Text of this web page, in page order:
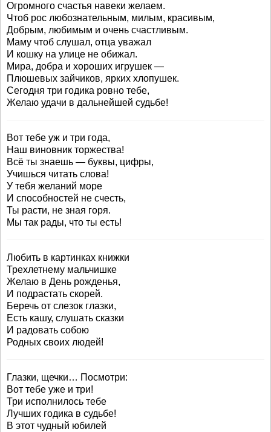
Огромного счастья навеки желаем.
Чтоб рос любознательным, милым, красивым,
Добрым, любимым и очень счастливым.
Маму чтоб слушал, отца уважал
И кошку на улице не обижал.
Мира, добра и хороших игрушек —
Плюшевых зайчиков, ярких хлопушек.
Сегодня три годика ровно тебе,
Желаю удачи в дальнейшей судьбе!
Вот тебе уж и три года,
Наш виновник торжества!
Всё ты знаешь — буквы, цифры,
Учишься читать слова!
У тебя желаний море
И способностей не счесть,
Ты расти, не зная горя.
Мы так рады, что ты есть!
Любить в картинках книжки
Трехлетнему мальчишке
Желаю в День рожденья,
И подрастать скорей.
Беречь от слезок глазки,
Есть кашу, слушать сказки
И радовать собою
Родных своих людей!
Глазки, щечки… Посмотри:
Вот тебе уже и три!
Три исполнилось тебе
Лучших годика в судьбе!
В этот чудный юбилей